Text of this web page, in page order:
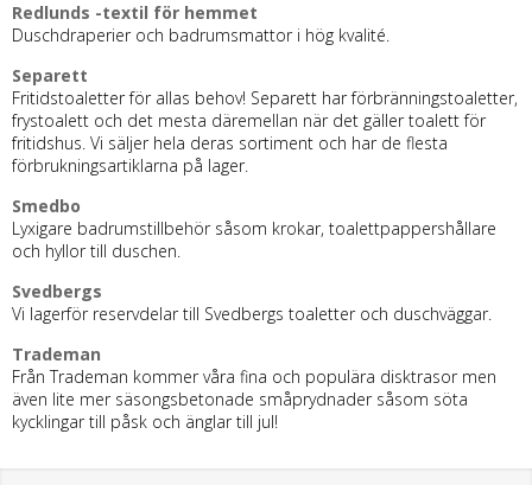
Redlunds -textil för hemmet
Duschdraperier och badrumsmattor i hög kvalité.
Separett
Fritidstoaletter för allas behov! Separett har förbränningstoaletter,
frystoalett och det mesta däremellan när det gäller toalett för
fritidshus. Vi säljer hela deras sortiment och har de flesta
förbrukningsartiklarna på lager.
Smedbo
Lyxigare badrumstillbehör såsom krokar, toalettpappershållare
och hyllor till duschen.
Svedbergs
Vi lagerför reservdelar till Svedbergs toaletter och duschväggar.
Trademan
Från Trademan kommer våra fina och populära disktrasor men
även lite mer säsongsbetonade småprydnader såsom söta
kycklingar till påsk och änglar till jul!